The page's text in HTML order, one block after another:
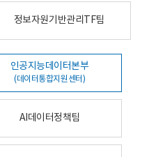
정보자원기반관리TF팀
인공지능데이터본부
(데이터통합지원센터)
AI데이터정책팀